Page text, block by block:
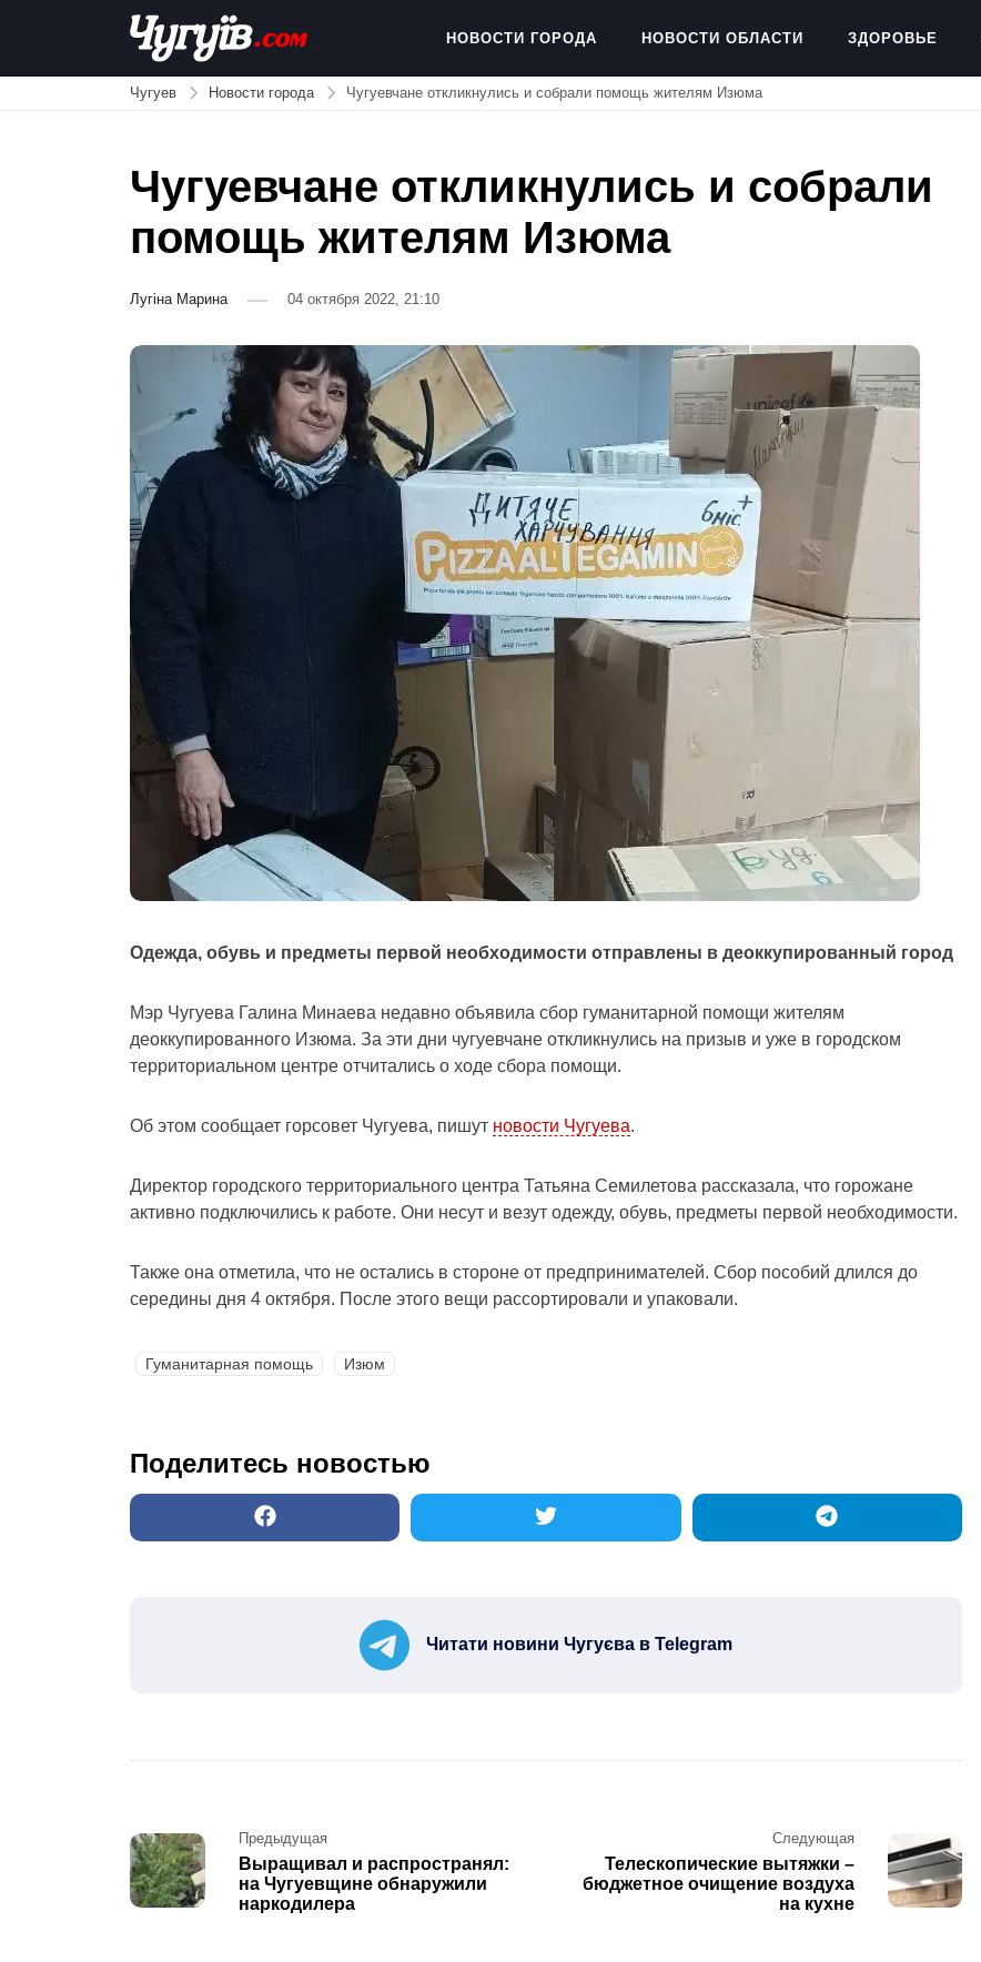
Chuguiv
НОВОСТИ ГОРОДА НОВОСТИ ОБЛАСТИ ЗДОРОВЬЕ
Чугуев Новости города Чугуевчане откликнулись и собрали помощь жителям Изюма
Чугуевчане откликнулись и собрали
помощь жителям Изюма
Лугіна Марина 04 октября 2022, 21:10
Одежда, обувь и предметы первой необходимости отправлены в деоккупированный город
Мэр Чугуева Галина Минаева недавно объявила сбор гуманитарной помощи жителям
деоккупированного Изюма. За эти дни чугуевчане откликнулись на призыв и уже в городском
территориальном центре отчитались о ходе сбора помощи.
Об этом сообщает горсовет Чугуева, пишут новости Чугуева.
Директор городского территориального центра Татьяна Семилетова рассказала, что горожане
активно подключились к работе. Они несут и везут одежду, обувь, предметы первой необходимости.
Также она отметила, что не остались в стороне от предпринимателей. Сбор пособий длился до
середины дня 4 октября. После этого вещи рассортировали и упаковали.
Гуманитарная помощь Изюм
Поделитесь новостью
Читати новини Чугуєва в Telegram
Post
navigation
Предыдущая
Выращивал и распространял:
на Чугуевщине обнаружили
наркодилера
Следующая
Телескопические вытяжки –
бюджетное очищение воздуха
на кухне